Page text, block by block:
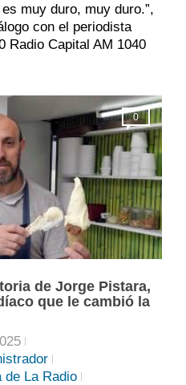
muy duro, muy duro.”,
con el periodista
Radio Capital AM 1040
0
de Jorge Pistara,
que le cambió la
de La Radio